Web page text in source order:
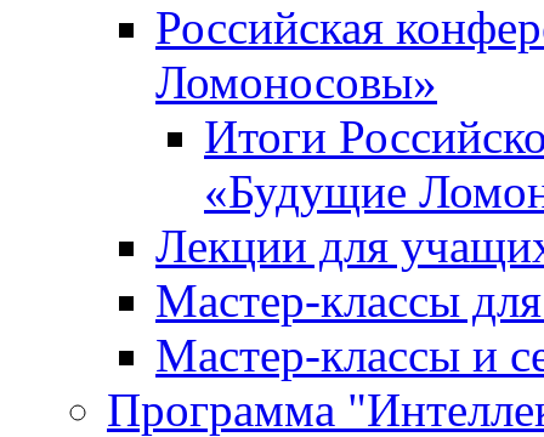
Российская
Ломоносовы»
Итоги
«Будущие
Лекции для
Мастер-классы
Мастер-классы и
Программа